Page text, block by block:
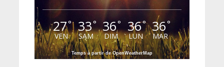
27°
VEN
33°
SAM
36°
DIM
36°
LUN
36°
MAR
Temps à partir de OpenWeatherMap